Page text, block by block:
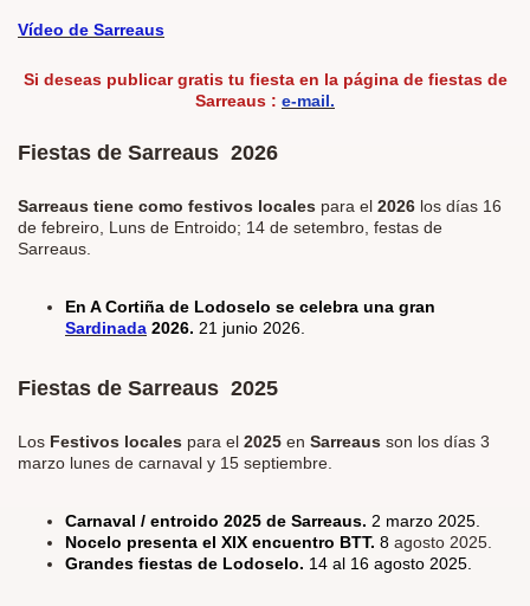
Vídeo de Sarreaus
Si deseas publicargratis tu fiesta en la página de fiestas de
Sarreaus : e-mail.
Fiestas de Sarreaus 2026
Sarreaus tiene como festivos locales para el 2026 los días 16
de febreiro, Luns de Entroido; 14 de setembro, festas de
Sarreaus.
En A Cortiña de Lodoselo se celebra una gran
Sardinada 2026. 21 junio 2026.
Fiestas de Sarreaus 2025
Los Festivos locales para el 2025 en Sarreaus son los días 3
marzo lunes de carnaval y 15 septiembre.
Carnaval / entroido 2025 de Sarreaus. 2 marzo 2025.
Nocelo presenta el XIX encuentro BTT. 8 agosto 2025.
Grandes fiestas de Lodoselo. 14 al 16 agosto 2025.